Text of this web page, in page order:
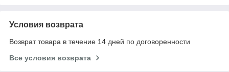
Условия возврата
Возврат товара в течение 14 дней по договоренности
Все условия возврата